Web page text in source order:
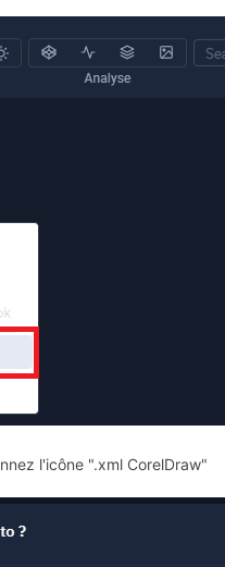
l'icône ".xml CorelDraw"